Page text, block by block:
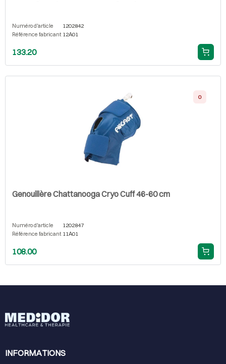
Numéro d'article
1202842
Référence fabricant 12A01
133.20
0
Genouillère Chattanooga Cryo Cuff 46-60 cm
Numéro d'article
1202847
Référence fabricant 11A01
108.00
INFORMATIONS